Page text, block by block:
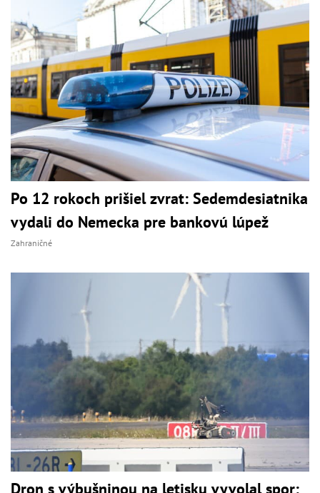
Po 12 rokoch prišiel zvrat: Sedemdesiatnika
vydali do Nemecka pre bankovú lúpež
Zahraničné
Dron s výbušninou na letisku vyvolal spor: